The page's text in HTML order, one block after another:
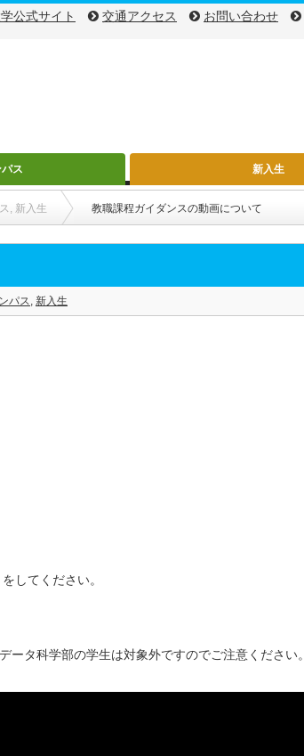
公式サイト 交通アクセス お問い合わせ
ス 新入生
, 新入生 教職課程ガイダンスの動画について
パス, 新入生
してください。
タ科学部の学生は対象外ですのでご注意ください。